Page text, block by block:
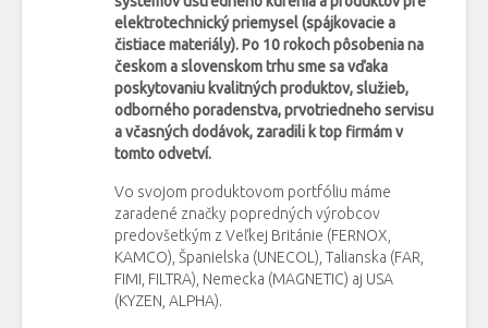
elektrotechnický priemysel (spájkovacie a
čistiace materiály). Po 10 rokoch pôsobenia na
českom a slovenskom trhu sme sa vďaka
poskytovaniu kvalitných produktov, služieb,
odborného poradenstva, prvotriedneho servisu
a včasných dodávok, zaradili k top firmám v
tomto odvetví.
Vo svojom produktovom portfóliu máme
zaradené značky popredných výrobcov
predovšetkým z Veľkej Británie (FERNOX,
KAMCO), Španielska (UNECOL), Talianska (FAR,
FIMI, FILTRA), Nemecka (MAGNETIC) aj USA
(KYZEN, ALPHA).